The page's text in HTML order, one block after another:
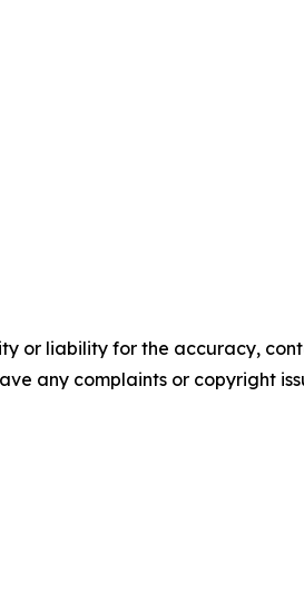
or liability for the accuracy,
any complaints or copyright